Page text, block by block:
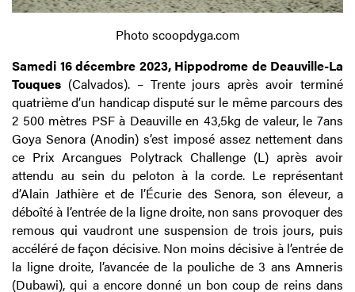
Photo scoopdyga.com
Samedi 16 décembre 2023, Hippodrome de Deauville-La
Touques (Calvados). – Trente jours après avoir terminé
quatrième d’un handicap disputé sur le même parcours des
2 500 mètres PSF à Deauville en 43,5kg de valeur, le 7ans
Goya Senora (Anodin) s’est imposé assez nettement dans
ce Prix Arcangues Polytrack Challenge (L) après avoir
attendu au sein du peloton à la corde. Le représentant
d’Alain Jathière et de l’Écurie des Senora, son éleveur, a
déboîté à l’entrée de la ligne droite, non sans provoquer des
remous qui vaudront une suspension de trois jours, puis
accéléré de façon décisive. Non moins décisive à l’entrée de
la ligne droite, l’avancée de la pouliche de 3 ans Amneris
(Dubawi), qui a encore donné un bon coup de reins dans